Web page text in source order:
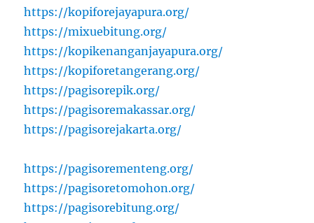
https://kopiforejayapura.org/
https://mixuebitung.org/
https://kopikenanganjayapura.org/
https://kopiforetangerang.org/
https://pagisorepik.org/
https://pagisoremakassar.org/
https://pagisorejakarta.org/
https://pagisorementeng.org/
https://pagisoretomohon.org/
https://pagisorebitung.org/